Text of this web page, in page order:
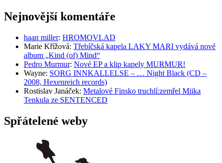
Nejnovější komentáře
haan miller: HROMOVLAD
Marie Křížová: Třebíčská kapela LAKY MARI vydává nové
album „Kind (of) Mind“
Pedro Murmur: Nové EP a klip kapely MURMUR!
Wayne: SORG INNKALLELSE – … Night Black (CD –
2008, Hexenreich records)
Rostislav Janáček: Metalové Finsko truchlí:zemřel Miika
Tenkula ze SENTENCED
Spřátelené weby